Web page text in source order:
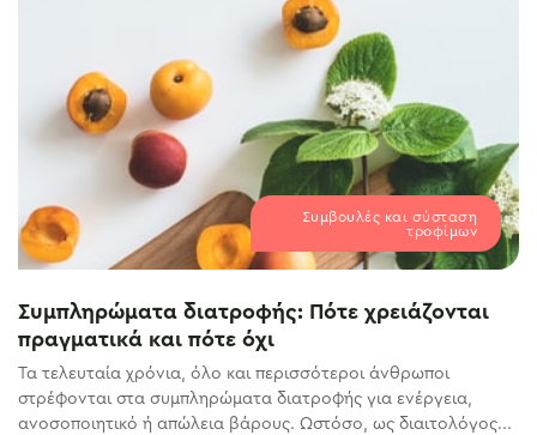
Συμβουλές και σύσταση
τροφίμων
Συμπληρώματα διατροφής: Πότε χρειάζονται
πραγματικά και πότε όχι
Τα τελευταία χρόνια, όλο και περισσότεροι άνθρωποι
στρέφονται στα συμπληρώματα διατροφής για ενέργεια,
ανοσοποιητικό ή απώλεια βάρους. Ωστόσο, ως διαιτολόγος...